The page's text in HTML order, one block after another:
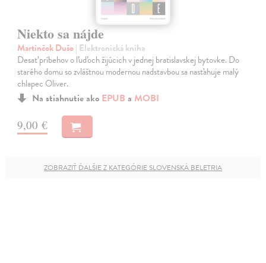
Niekto sa nájde
Martinčok Dušo| Elektronická kniha
Desať príbehov o ľuďoch žijúcich v jednej bratislavskej bytovke. Do
starého domu so zvláštnou modernou nadstavbou sa nasťahuje malý
chlapec Oliver.
Na stiahnutie ako EPUB a MOBI
9,00 €
ZOBRAZIŤ ĎALŠIE Z KATEGÓRIE SLOVENSKÁ BELETRIA